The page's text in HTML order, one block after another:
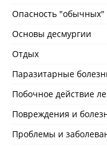
Опасность "обычных"
Основы десмургии
Отдых
Паразитарные
Побочное действие
Повреждения и
Проблемы и